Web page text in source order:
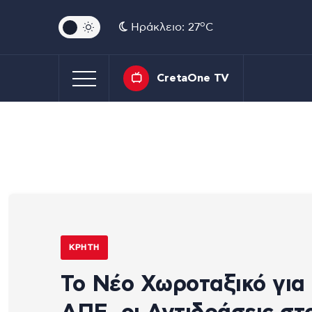
Ηράκλειο: 27oC
CretaOne TV
ΚΡΉΤΗ
Το Νέο Χωροταξικό για